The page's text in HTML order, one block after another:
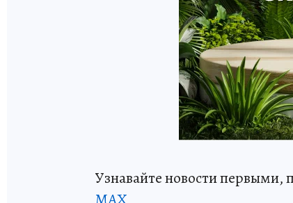
Узнавайте новости